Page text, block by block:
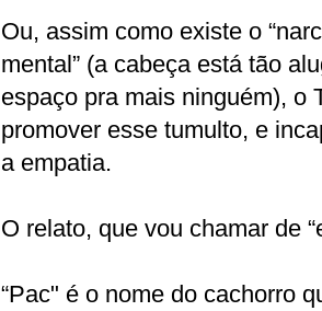
Ou, assim como existe o
mental” (a cabeça está tão
espaço pra mais ninguém), o
promover esse tumulto, e
a empatia.
O relato, que vou chamar de
“Pac" é o nome do cachorro